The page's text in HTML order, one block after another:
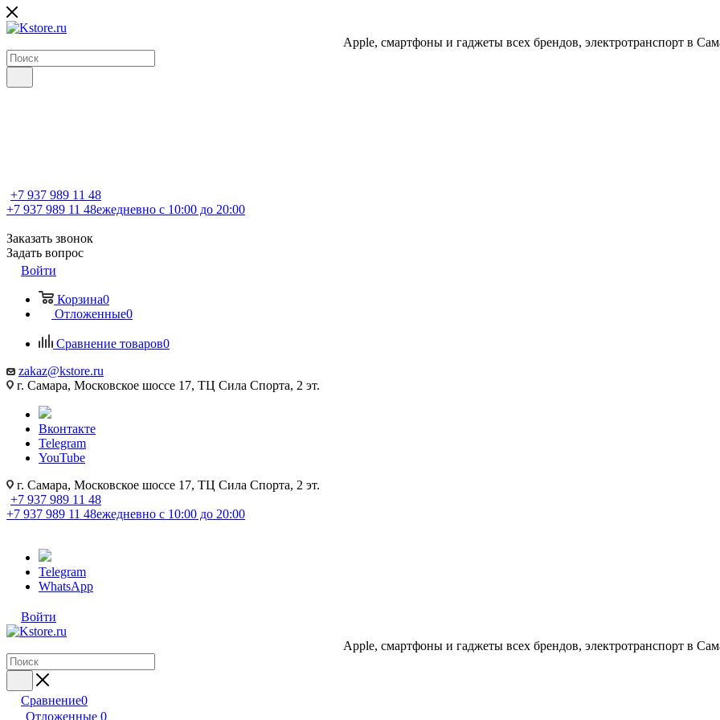
Apple, cмартфоны и гаджеты всех брендов, электротранспорт в
+7 937 989 11 48
+7 937 989 11 48ежедневно с 10:00 до 20:00
Заказать звонок
Задать вопрос
Войти
Корзина0
Отложенные0
Сравнение товаров0
zakaz@kstore.ru
г. Самара, Московское шоссе 17, ТЦ Сила Спорта, 2 эт.
Вконтакте
Telegram
YouTube
г. Самара, Московское шоссе 17, ТЦ Сила Спорта, 2 эт.
+7 937 989 11 48
+7 937 989 11 48ежедневно с 10:00 до 20:00
Telegram
WhatsApp
Войти
Apple, cмартфоны и гаджеты всех брендов, электротранспорт в
Сравнение0
Отложенные 0